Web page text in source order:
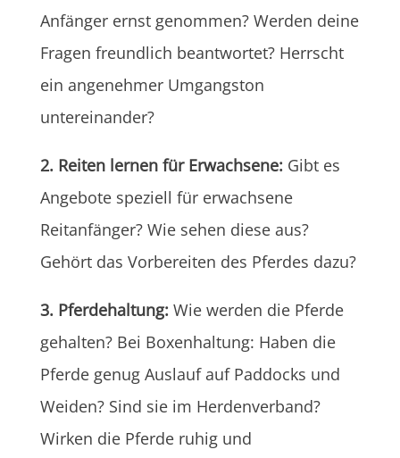
Anfänger ernst genommen? Werden deine
Fragen freundlich beantwortet? Herrscht
ein angenehmer Umgangston
untereinander?
2. Reiten lernen für Erwachsene: Gibt es
Angebote speziell für erwachsene
Reitanfänger? Wie sehen diese aus?
Gehört das Vorbereiten des Pferdes dazu?
3. Pferdehaltung: Wie werden die Pferde
gehalten? Bei Boxenhaltung: Haben die
Pferde genug Auslauf auf Paddocks und
Weiden? Sind sie im Herdenverband?
Wirken die Pferde ruhig und